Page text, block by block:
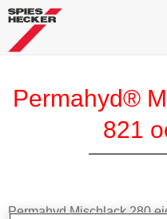
Permahyd®
821
Permahyd Mischlack 280